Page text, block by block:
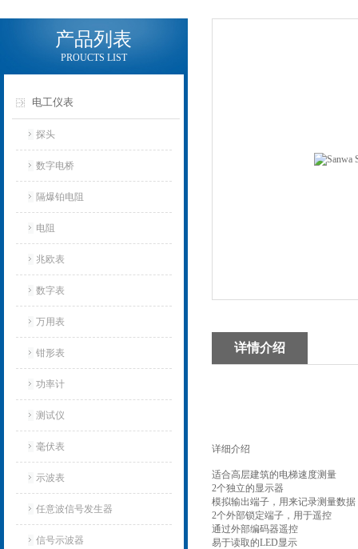
产品列表
PROUCTS LIST
电工仪表
探头
数字电桥
隔爆铂电阻
电阻
兆欧表
数字表
万用表
钳形表
功率计
测试仪
毫伏表
示波表
任意波信号发生器
信号示波器
详情介绍
详细介绍
适合高层建筑的电梯速度测量
2个独立的显示器
模拟输出端子，用来记录测量数据
2个外部锁定端子，用于遥控
通过外部编码器遥控
易于读取的LED显示